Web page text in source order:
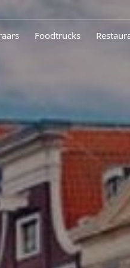
Foodtrucks